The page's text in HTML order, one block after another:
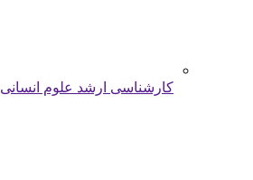
کارشناسی ارشد علوم انسانی